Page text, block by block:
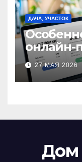
ДАЧА, УЧАСТОК
онлайн-
поиска
билетов
27 МАЯ 2026
Дом